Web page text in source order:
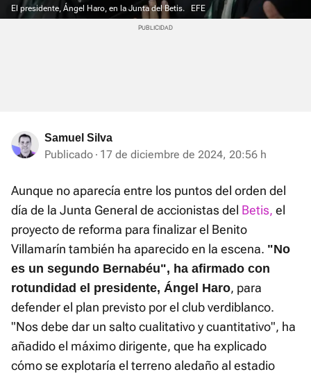
El presidente, Ángel Haro, en la Junta del Betis. EFE
Samuel Silva
Publicado 17 de diciembre de 2024, 20:56 h
Aunque no aparecía entre los puntos del orden del
día de la Junta General de accionistas del Betis, el
proyecto de reforma para finalizar el Benito
Villamarín también ha aparecido en la escena. "No
es un segundo Bernabéu", ha afirmado con
rotundidad el presidente, Ángel Haro, para
defender el plan previsto por el club verdiblanco.
"Nos debe dar un salto cualitativo y cuantitativo", ha
añadido el máximo dirigente, que ha explicado
cómo se explotaría el terreno aledaño al estadio